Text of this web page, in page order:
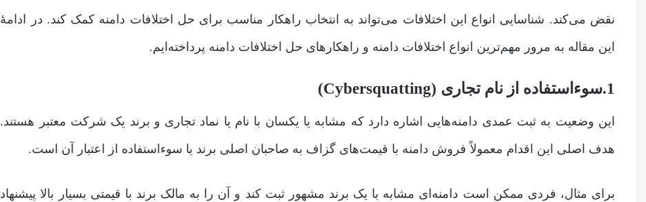
نقض می‌کند. شناسایی انواع این اختلافات می‌تواند به انتخاب راهکار مناسب برای حل اختلافات دامنه کمک کند. در ادامۀ
این مقاله به مرور مهم‌ترین انواع اختلافات دامنه و راهکارهای حل اختلافات دامنه پرداخته‌ایم.
1.سوءاستفاده از نام تجاری (Cybersquatting)
این وضعیت به ثبت عمدی دامنه‌هایی اشاره دارد که مشابه یا یکسان با نام یا نماد تجاری و برند یک شرکت معتبر هستند.
هدف اصلی این اقدام معمولاً فروش دامنه با قیمت‌های گزاف به صاحبان اصلی برند یا سوءاستفاده از اعتبار آن است.
برای مثال، فردی ممکن است دامنه‌ای مشابه با یک برند مشهور ثبت کند و آن را به مالک برند با قیمتی بسیار بالا پیشنهاد